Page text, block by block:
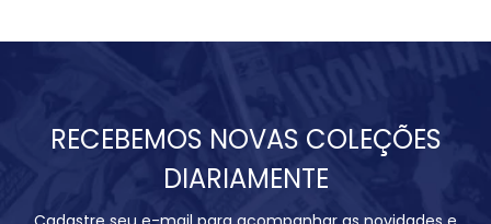
RECEBEMOS NOVAS COLEÇÕES
DIARIAMENTE